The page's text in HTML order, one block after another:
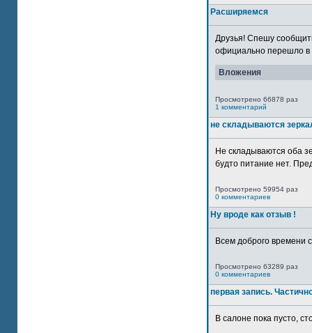
Расширяемся
Друзья! Спешу
официально перешло в
Вложения
Просмотрено 66878 раз
1 комментарий
не складываются
Не складываются оба
будто питание нет.
Просмотрено 59954 раз
0 комментариев
Ну вроде как отзыв !
Всем доброго времени
Просмотрено 63289 раз
0 комментариев
первая запись.
В салоне пока пусто,